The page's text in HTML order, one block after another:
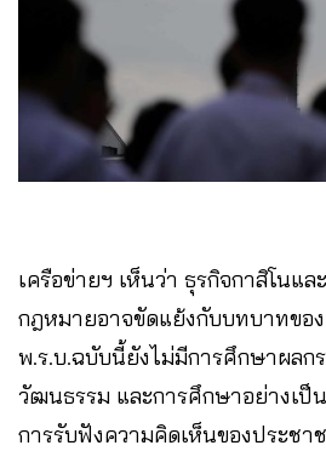
เครือข่ายฯ เห็นว่า ธุรกิจกาสิโนแ
กฎหมายอาจขัดแย้งกับบทบาทของ
พ.ร.บ.ฉบับนี้ยังไม่มีการศึกษาผลก
วัฒนธรรม และการศึกษาอย่างเป็
การรับฟังความคิดเห็นของประชา